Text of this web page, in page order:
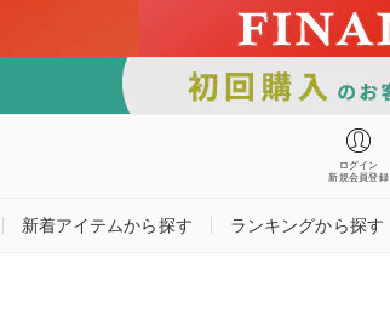
ログイン
新規会員登録
新着アイテムから探す ランキングから探す